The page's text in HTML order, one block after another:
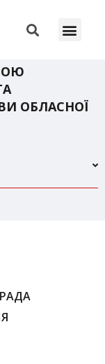
ОБЛАСНОЇ